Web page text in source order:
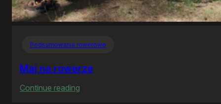
Podsumowania rowerowe
Maj na rowerze
Continue reading